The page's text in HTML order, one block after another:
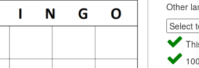
Other